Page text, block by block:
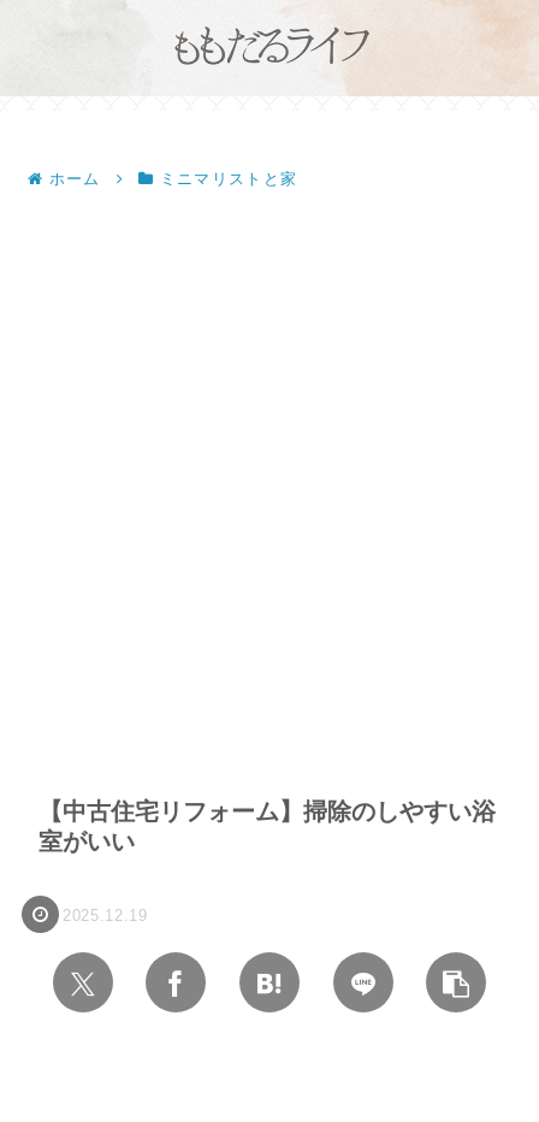
ホーム ミニマリストと家
【中古住宅リフォーム】掃除のしやすい浴
室がいい
2025.12.19